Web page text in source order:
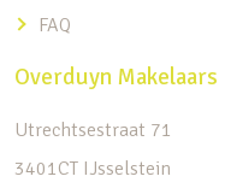
FAQ
Overduyn Makelaars
Utrechtsestraat 71
3401CT IJsselstein